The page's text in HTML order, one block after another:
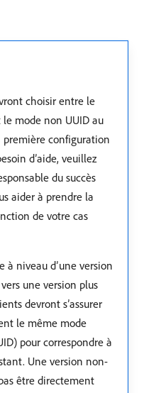
choisir entre le
le mode non UUID au
configuration
d’aide, veuillez
du succès
aider à prendre la
de votre cas
à niveau d’une version
vers une version plus
devront s’assurer
le même mode
pour correspondre à
Une version non-
être directement